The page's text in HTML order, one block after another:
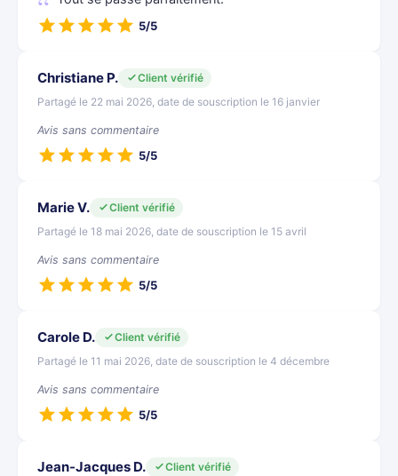
5/5
Christiane P.
Client vérifié
Partagé le 22 mai 2026, date de souscription le 16 janvier
Avis sans commentaire
5/5
Marie V.
Client vérifié
Partagé le 18 mai 2026, date de souscription le 15 avril
Avis sans commentaire
5/5
Carole D.
Client vérifié
Partagé le 11 mai 2026, date de souscription le 4 décembre
Avis sans commentaire
5/5
Jean-Jacques D.
Client vérifié